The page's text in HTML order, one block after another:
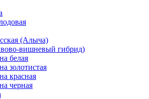
(Алыча)
вишневый гибрид)
белая
золотистая
красная
черная